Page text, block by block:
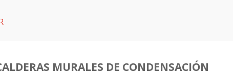
MURALES DE CONDENSACIÓN